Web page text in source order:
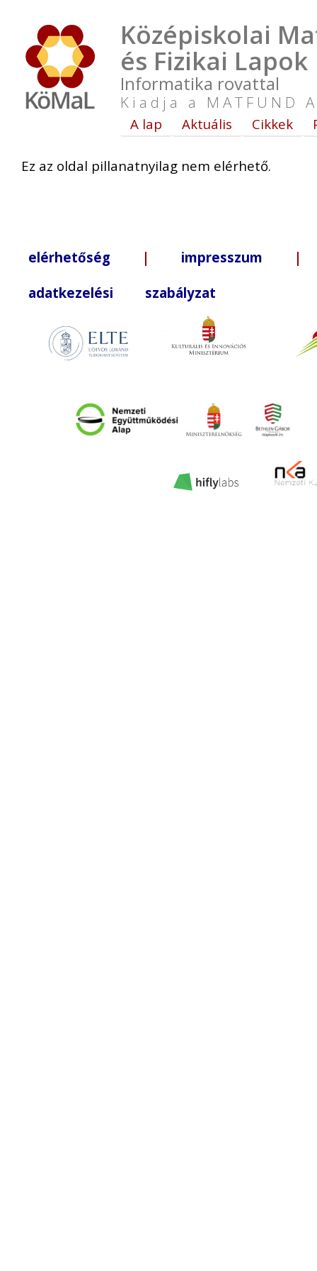
Középiskolai
és Fizikai Lapok
Informatika rovattal
Kiadja a MATFUND
A lap Aktuális Cikkek
Ez az oldal pillanatnyilag nem elérhető.
elérhetőség | impresszum |
adatkezelési szabályzat